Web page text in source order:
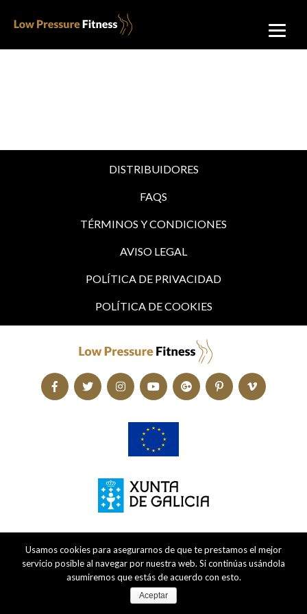
DISTRIBUIDORES
FAQS
TÉRMINOS Y CONDICIONES
AVISO LEGAL
POLÍTICA DE PRIVACIDAD
POLÍTICA DE COOKIES
Usamos cookies para asegurarnos de que te prestamos el mejor
servicio posible al navegar por nuestra web. Si continúas usándola
asumiremos que estás de acuerdo con esto.
Aceptar